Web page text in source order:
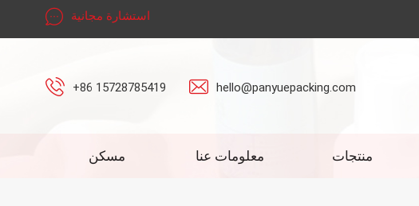
استشارة مجانية
+86 15728785419 hello@panyuepacking.com
مسكن معلومات عنا منتجات